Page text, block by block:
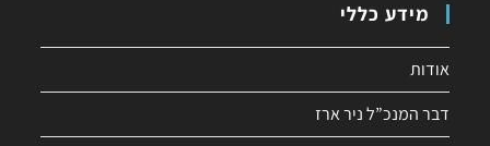
מידע כללי
אודות
דבר המנכ”ל ניר ארז